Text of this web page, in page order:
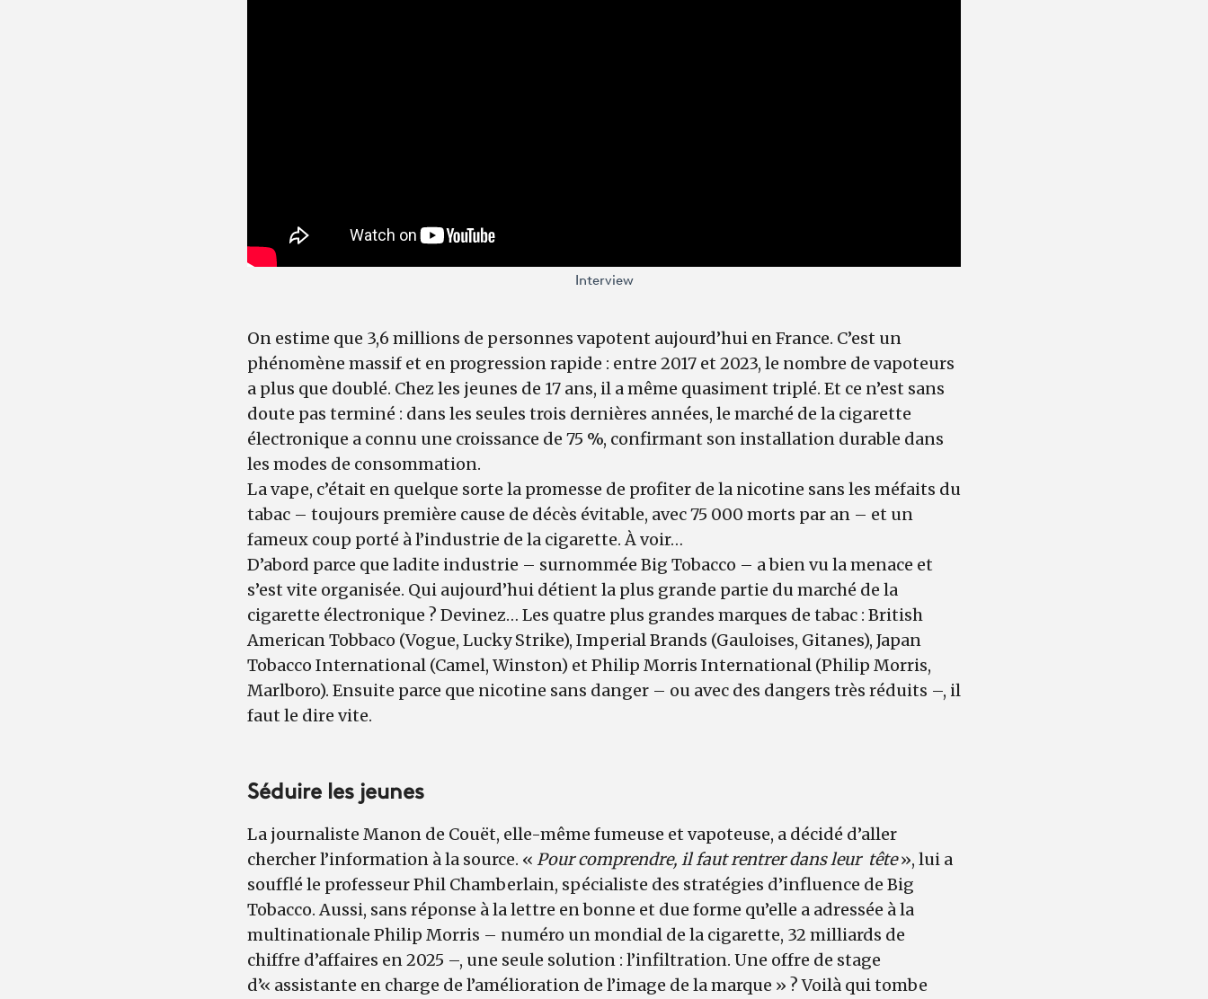
Interview
On estime que 3,6 millions de personnes vapotent aujourd’hui en France. C’est un
phénomène massif et en progression rapide : entre 2017 et 2023, le nombre de vapoteurs
a plus que doublé. Chez les jeunes de 17 ans, il a même quasiment triplé. Et ce n’est sans
doute pas terminé : dans les seules trois dernières années, le marché de la cigarette
électronique a connu une croissance de 75 %, confirmant son installation durable dans
les modes de consommation.
La vape, c’était en quelque sorte la promesse de profiter de la nicotine sans les méfaits du
tabac – toujours première cause de décès évitable, avec 75 000 morts par an – et un
fameux coup porté à l’industrie de la cigarette. À voir…
D’abord parce que ladite industrie – surnommée Big Tobacco – a bien vu la menace et
s’est vite organisée. Qui aujourd’hui détient la plus grande partie du marché de la
cigarette électronique ? Devinez… Les quatre plus grandes marques de tabac : British
American Tobbaco (Vogue, Lucky Strike), Imperial Brands (Gauloises, Gitanes), Japan
Tobacco International (Camel, Winston) et Philip Morris International (Philip Morris,
Marlboro). Ensuite parce que nicotine sans danger – ou avec des dangers très réduits –, il
faut le dire vite.
Séduire les jeunes
La journaliste Manon de Couët, elle-même fumeuse et vapoteuse, a décidé d’aller
chercher l’information à la source. « Pour comprendre, il faut rentrer dans leur tête», lui a
soufflé le professeur Phil Chamberlain, spécialiste des stratégies d’influence de Big
Tobacco. Aussi, sans réponse à la lettre en bonne et due forme qu’elle a adressée à la
multinationale Philip Morris – numéro un mondial de la cigarette, 32 milliards de
chiffre d’affaires en 2025 –, une seule solution : l’infiltration. Une offre de stage
d’« assistante en charge de l’amélioration de l’image de la marque » ? Voilà qui tombe